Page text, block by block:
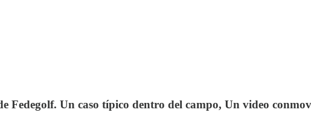
Fedegolf. Un caso típico dentro del campo, Un video